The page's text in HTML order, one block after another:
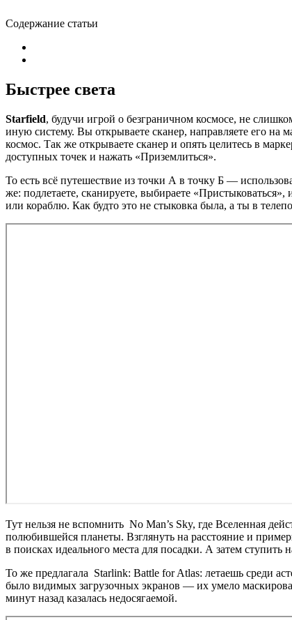
Содержание статьи
Быстрее света
Starfield, будучи игрой о безграничном космосе, не
иную систему. Вы открываете сканер, направляете его на
космос. Так же открываете сканер и опять целитесь в
доступных точек и нажать «Приземлиться».
То есть всё путешествие из точки А в точку Б —
же: подлетаете, сканируете, выбираете
или кораблю. Как будто это не стыковка была, а ты в
Тут нельзя не вспомнить No Man’s Sky, где Вселенная
полюбившейся планеты. Взглянуть на расстояние и
в поисках идеального места для посадки. А затем
То же предлагала Starlink: Battle for Atlas: летаешь среди
было видимых загрузочных экранов — их умело
минут назад казалась недосягаемой.